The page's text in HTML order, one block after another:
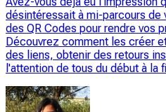
désintéressait à mi-parcours de
des QR Codes pour rendre vos
Découvrez comment les créer
des liens, obtenir des retours
l'attention de tous du début à la